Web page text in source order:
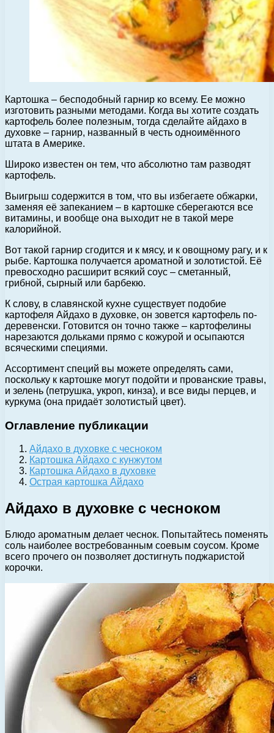
Картошка – бесподобный гарнир ко всему. Ее можно
изготовить разными методами. Когда вы хотите создать
картофель более полезным, тогда сделайте айдахо в
духовке – гарнир, названный в честь одноимённого
штата в Америке.
Широко известен он тем, что абсолютно там разводят
картофель.
Выигрыш содержится в том, что вы избегаете обжарки,
заменяя её запеканием – в картошке сберегаются все
витамины, и вообще она выходит не в такой мере
калорийной.
Вот такой гарнир сгодится и к мясу, и к овощному рагу, и к
рыбе. Картошка получается ароматной и золотистой. Её
превосходно расширит всякий соус – сметанный,
грибной, сырный или барбекю.
К слову, в славянской кухне существует подобие
картофеля Айдахо в духовке, он зовется картофель по-
деревенски. Готовится он точно также – картофелины
нарезаются дольками прямо с кожурой и осыпаются
всяческими специями.
Ассортимент специй вы можете определять сами,
поскольку к картошке могут подойти и прованские травы,
и зелень (петрушка, укроп, кинза), и все виды перцев, и
куркума (она придаёт золотистый цвет).
Оглавление публикации
Айдахо в духовке с чесноком
Картошка Айдахо с кунжутом
Картошка Айдахо в духовке
Острая картошка Айдахо
Айдахо в духовке с чесноком
Блюдо ароматным делает чеснок. Попытайтесь поменять
соль наиболее востребованным соевым соусом. Кроме
всего прочего он позволяет достигнуть поджаристой
корочки.